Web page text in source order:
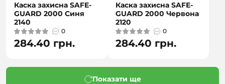
Каска захисна SAFE-
GUARD 2000 Синя
2140
0
284.40 грн.
Каска захисна SAFE-
GUARD 2000 Червона
2120
0
284.40 грн.
Показати ще